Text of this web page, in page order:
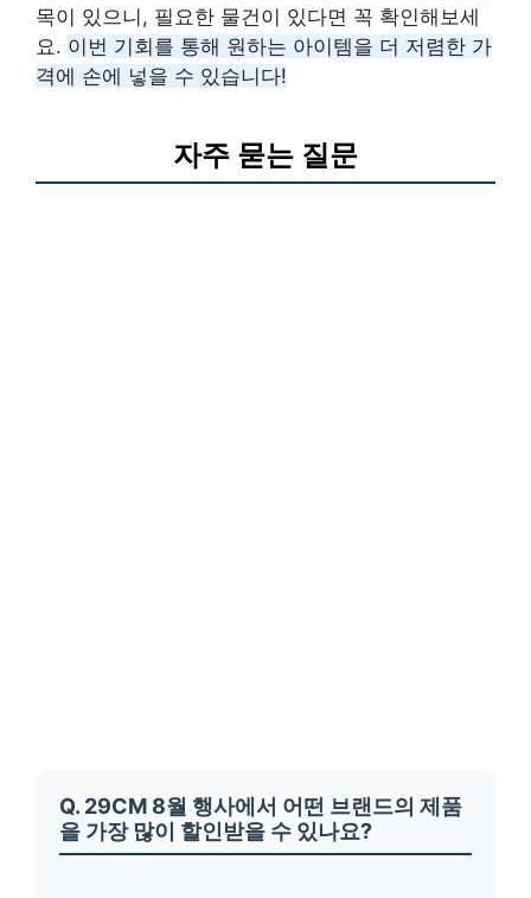
목이 있으니, 필요한 물건이 있다면 꼭 확인해보세
요. 이번 기회를 통해 원하는 아이템을 더 저렴한 가
격에 손에 넣을 수 있습니다!
자주 묻는 질문
Q. 29CM 8월 행사에서 어떤 브랜드의 제품
을 가장 많이 할인받을 수 있나요?